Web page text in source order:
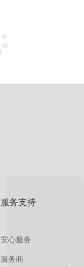
服务支持
安心服务
服务商